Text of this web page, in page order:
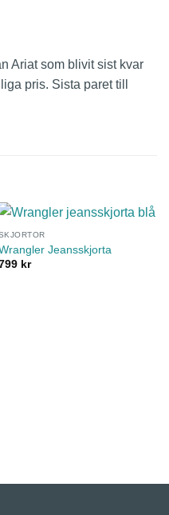
Ariat som blivit sist kvar
pris. Sista paret till
Jeansskjorta
kr